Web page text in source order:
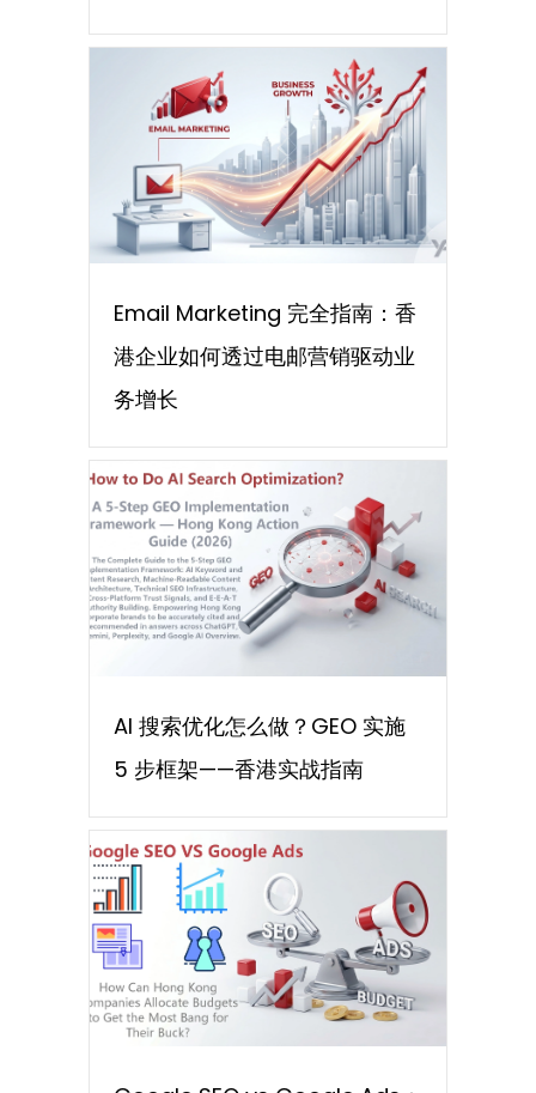
Email Marketing 完全指南：香
港企业如何透过电邮营销驱动业
务增长
AI 搜索优化怎么做？GEO 实施
5 步框架——香港实战指南